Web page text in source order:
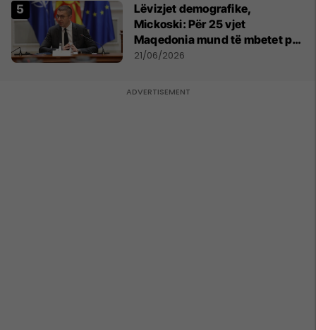
Lëvizjet demografike,
Mickoski: Për 25 vjet
Maqedonia mund të mbetet pa
150 mijë deri në 250 mijë
21/06/2026